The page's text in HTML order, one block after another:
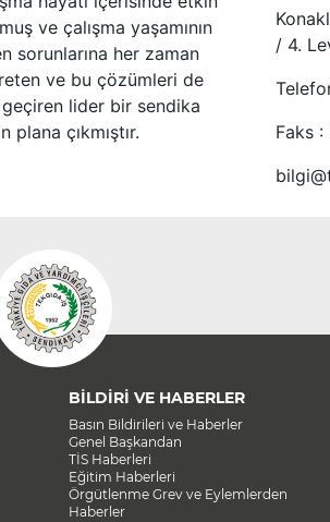
ve çalışma yaşamının
sorunlarına her zaman
ve bu çözümleri de
lider bir sendika
çıkmıştır.
/ 4.
Faks
BİLDİRİ VE HABERLER
Basın Bildirileri ve Haberler
Genel Başkandan
TİS Haberleri
Eğitim Haberleri
Örgütlenme Grev ve Eylemlerden
Haberler